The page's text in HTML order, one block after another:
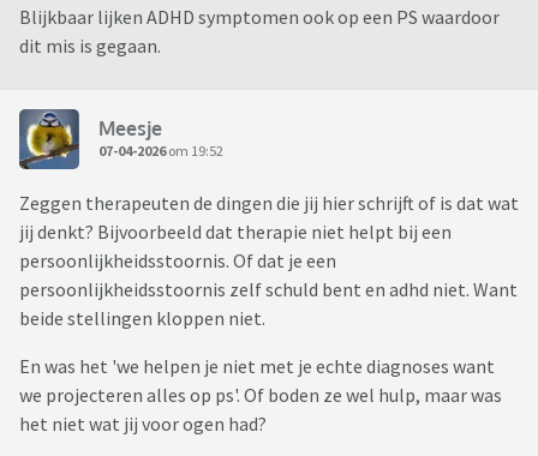
Blijkbaar lijken ADHD symptomen ook op een PS waardoor
dit mis is gegaan.
Meesje
07-04-2026om 19:52
Zeggen therapeuten de dingen die jij hier schrijft of is dat wat
jij denkt? Bijvoorbeeld dat therapie niet helpt bij een
persoonlijkheidsstoornis. Of dat je een
persoonlijkheidsstoornis zelf schuld bent en adhd niet. Want
beide stellingen kloppen niet.
En was het 'we helpen je niet met je echte diagnoses want
we projecteren alles op ps'. Of boden ze wel hulp, maar was
het niet wat jij voor ogen had?